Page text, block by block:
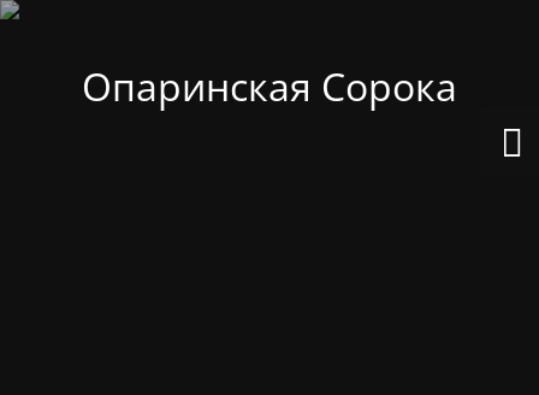
Опаринская Сорока